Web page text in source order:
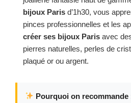
bijoux Paris d’1h30, vous
pinces professionnelles et les
créer ses bijoux Paris avec
pierres naturelles, perles de
plaqué or ou argent.
Pourquoi on recommande